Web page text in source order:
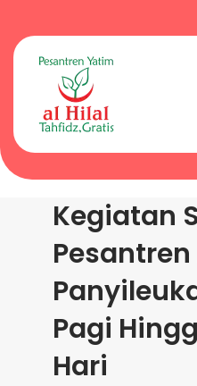
Kegiatan
Pesantren
Pagi
Hari